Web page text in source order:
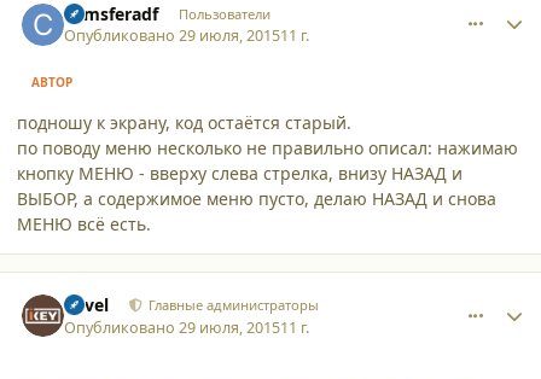
comsferadf Пользователи
Опубликовано29 июля, 201511 г.
АВТОР
подношу к экрану, код остаётся старый.
по поводу меню несколько не правильно описал: нажимаю
кнопку МЕНЮ - вверху слева стрелка, внизу НАЗАД и
ВЫБОР, а содержимое меню пусто, делаю НАЗАД и снова
МЕНЮ всё есть.
Pavel Главные администраторы
Опубликовано29 июля, 201511 г.